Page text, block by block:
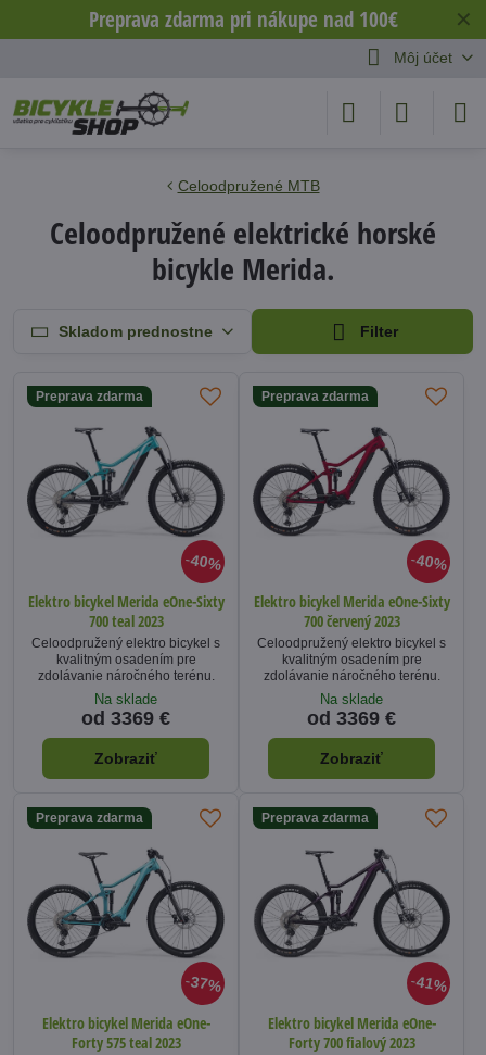
✕
Preprava zdarma pri nákupe nad 100€
Môj účet
Celoodpružené MTB
Celoodpružené elektrické horské
bicykle Merida.
Skladom prednostne Filter
40%
Preprava zdarma
Elektro bicykel Merida eOne-Sixty
700 teal 2023
Celoodpružený elektro bicykel s
kvalitným osadením pre
zdolávanie náročného terénu.
Na sklade
od 3369 €
Zobraziť
40%
Preprava zdarma
Elektro bicykel Merida eOne-Sixty
700 červený 2023
Celoodpružený elektro bicykel s
kvalitným osadením pre
zdolávanie náročného terénu.
Na sklade
od 3369 €
Zobraziť
37%
Preprava zdarma
Elektro bicykel Merida eOne-
Forty 575 teal 2023
41%
Preprava zdarma
Elektro bicykel Merida eOne-
Forty 700 fialový 2023